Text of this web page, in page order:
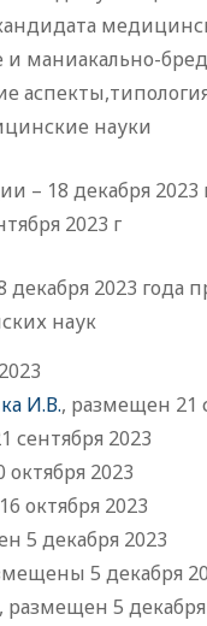
маниакально-
науки
– 18 декабря
2023 г
2023
наук
И.В., размещен 21
сентября 2023
2023
октября 2023
5 декабря 2023
5 декабря
размещен 5